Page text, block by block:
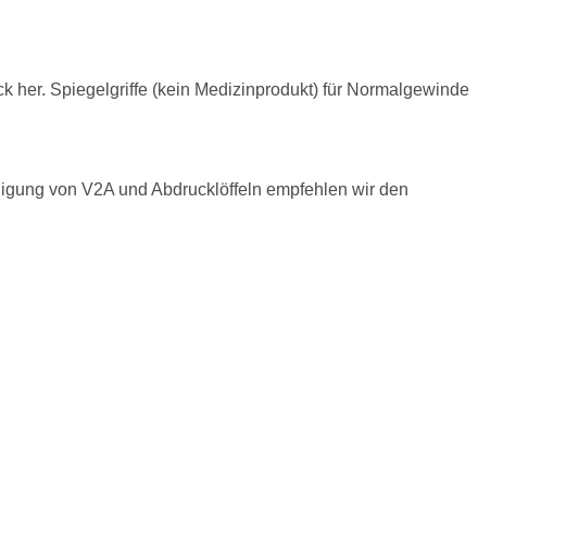
her. Spiegelgriffe (kein Medizinprodukt) für Normalgewinde
von V2A und Abdrucklöffeln empfehlen wir den